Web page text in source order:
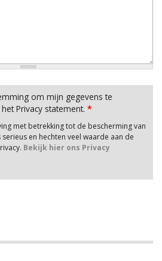
om mijn gegevens te
Privacy statement. *
met betrekking tot de bescherming van
en hechten veel waarde aan de
Bekijk hier ons Privacy